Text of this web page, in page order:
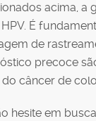
acima, a
É
de
precoce
câncer de
hesite em